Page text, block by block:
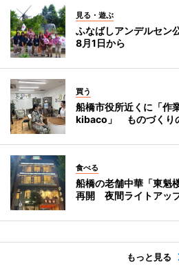
見る・遊ぶ
ふなばしアンデルセ
8月1日から
買う
船橋市役所近くに「作
kibaco」 ものづくり
食べる
船橋の老舗中華「東魁
再開 夜間ライトアッ
もっと見る